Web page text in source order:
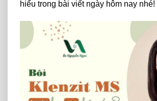
hiểu trong bài viết ngày hôm nay nhé!